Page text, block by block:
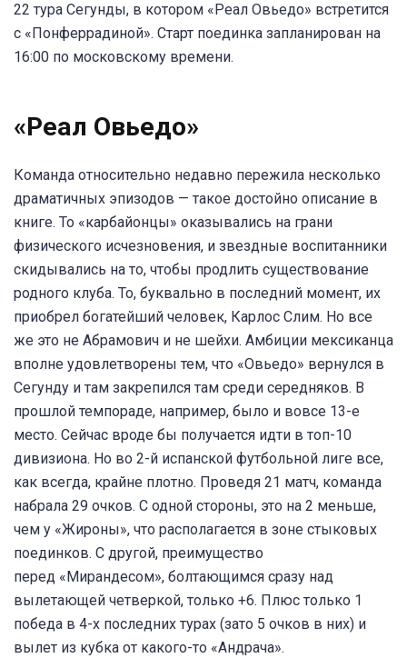
22 тура Сегунды, в котором «Реал Овьедо» встретится
с «Понферрадиной». Старт поединка запланирован на
16:00 по московскому времени.
«Реал Овьедо»
Команда относительно недавно пережила несколько
драматичных эпизодов — такое достойно описание в
книге. То «карбайонцы» оказывались на грани
физического исчезновения, и звездные воспитанники
скидывались на то, чтобы продлить существование
родного клуба. То, буквально в последний момент, их
приобрел богатейший человек, Карлос Слим. Но все
же это не Абрамович и не шейхи. Амбиции мексиканца
вполне удовлетворены тем, что «Овьедо» вернулся в
Сегунду и там закрепился там среди середняков. В
прошлой темпораде, например, было и вовсе 13-е
место. Сейчас вроде бы получается идти в топ-10
дивизиона. Но во 2-й испанской футбольной лиге все,
как всегда, крайне плотно. Проведя 21 матч, команда
набрала 29 очков. С одной стороны, это на 2 меньше,
чем у «Жироны», что располагается в зоне стыковых
поединков. С другой, преимущество
перед «Мирандесом», болтающимся сразу над
вылетающей четверкой, только +6. Плюс только 1
победа в 4-х последних турах (зато 5 очков в них) и
вылет из кубка от какого-то «Андрача».